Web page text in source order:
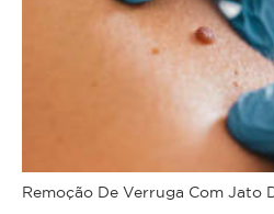
Remoção De Verruga Com Jato